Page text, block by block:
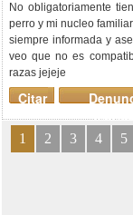
No obligatoriamente
perro y mi nucleo
siempre informada y
veo que no es
razas jejeje
Citar
1 2 3 4 5